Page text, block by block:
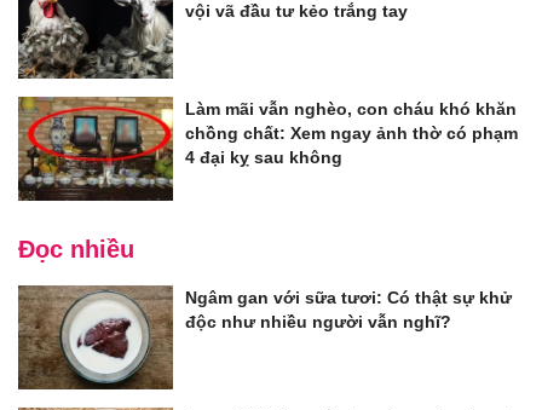
vội vã đầu tư kẻo trắng tay
Làm mãi vẫn nghèo, con cháu khó khăn
chồng chất: Xem ngay ảnh thờ có phạm
4 đại kỵ sau không
Đọc nhiều
Ngâm gan với sữa tươi: Có thật sự khử
độc như nhiều người vẫn nghĩ?